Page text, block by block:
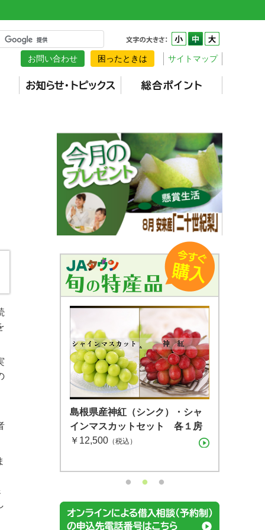
お問い合わせ 困ったときは サイトマップ
島根県産 シャインマスカット １
房（600g）（7月下旬〜8月上
旬）
島根県産神紅（シンク）・シャ
インマスカットセット 各１房
￥12,500 （税込）
島根県産 アールスメロン2玉箱
（税込）